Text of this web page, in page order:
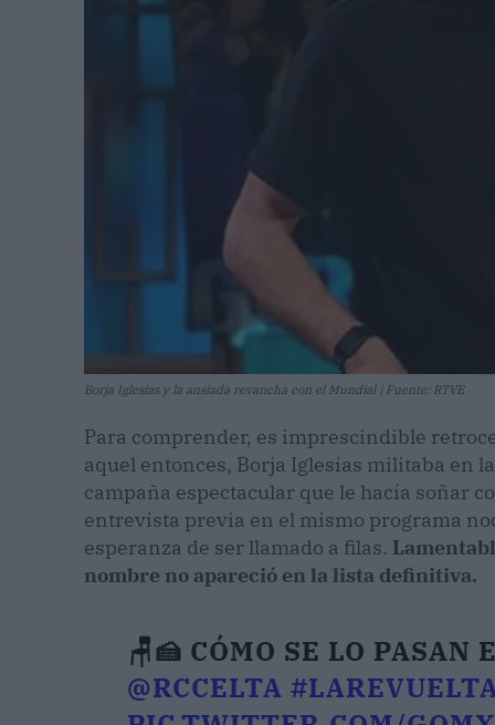
Borja Iglesias y la ansiada revancha con el Mundial | Fuente: RTVE
Para comprender, es imprescindible
aquel entonces, Borja Iglesias militaba en
campaña espectacular que le hacía soñar
entrevista previa en el mismo programa
esperanza de ser llamado a filas.
nombre no apareció en la lista definitiva.
🪑🍰 CÓMO SE LO PASAN
@RCCELTA